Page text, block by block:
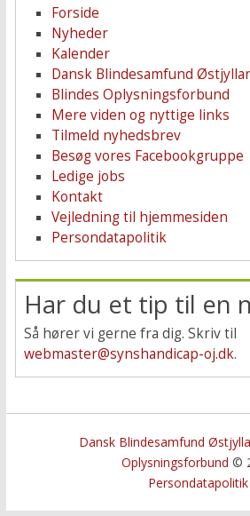
Forside
Nyheder
Kalender
Dansk Blindesamfund
Blindes Oplysningsforbund
Mere viden og nyttige links
Tilmeld nyhedsbrev
Besøg vores Facebookgruppe
Ledige jobs
Kontakt
Vejledning til hjemmesiden
Persondatapolitik
Har du et tip til en
Så hører vi gerne fra dig. Skriv til
webmaster@synshandicap-oj.dk.
Dansk Blindesamfund
Oplysningsforbund ©
Persondatapolitik